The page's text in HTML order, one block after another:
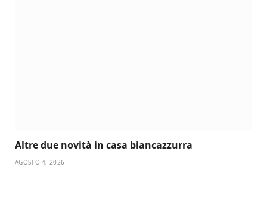
Altre due novità in casa biancazzurra
AGOSTO 4, 2026